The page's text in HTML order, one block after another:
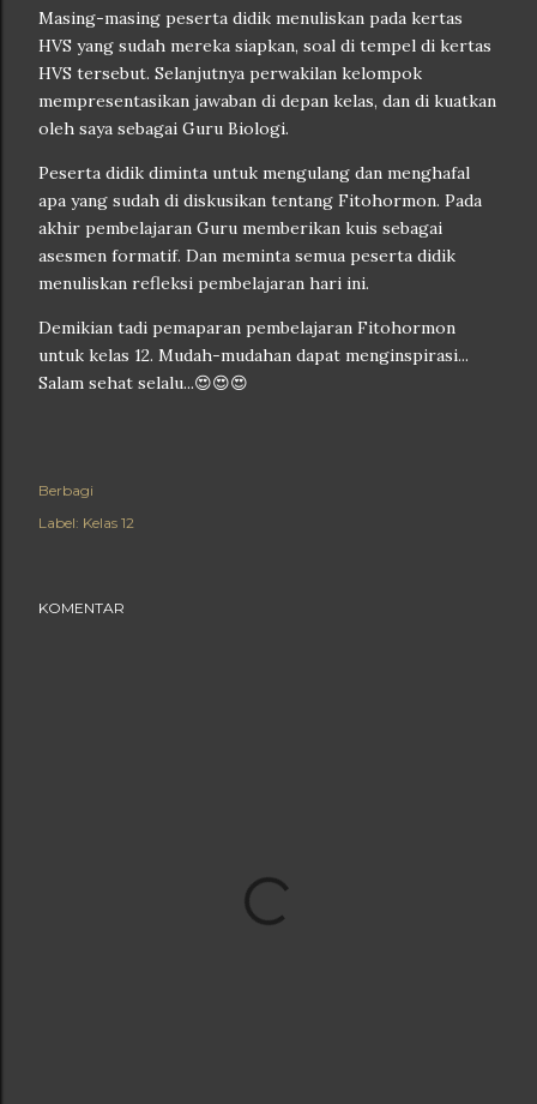
Masing-masing peserta didik menuliskan pada kertas
HVS yang sudah mereka siapkan, soal di tempel di kertas
HVS tersebut. Selanjutnya perwakilan kelompok
mempresentasikan jawaban di depan kelas, dan di kuatkan
oleh saya sebagai Guru Biologi.
Peserta didik diminta untuk mengulang dan menghafal
apa yang sudah di diskusikan tentang Fitohormon. Pada
akhir pembelajaran Guru memberikan kuis sebagai
asesmen formatif. Dan meminta semua peserta didik
menuliskan refleksi pembelajaran hari ini.
Demikian tadi pemaparan pembelajaran Fitohormon
untuk kelas 12. Mudah-mudahan dapat menginspirasi...
Salam sehat selalu...😍😍😍
Berbagi
Label: Kelas 12
KOMENTAR